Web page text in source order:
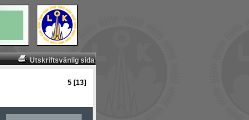
Utskriftsvänlig sida
5 [13]